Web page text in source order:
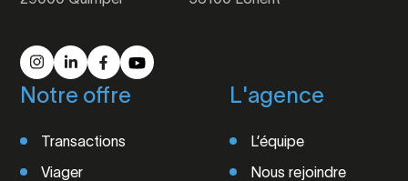
Notre offre
Transactions
Viager
L'agence
L’équipe
Nous rejoindre